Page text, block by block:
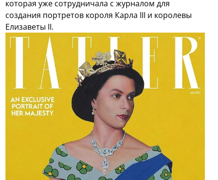
которая уже сотрудничала с журналом для
создания портретов короля Карла III и королевы
Елизаветы II.